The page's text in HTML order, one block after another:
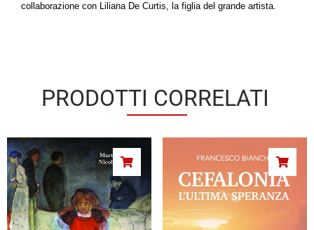
collaborazione con Liliana De Curtis, la figlia del grande artista.
PRODOTTI CORRELATI